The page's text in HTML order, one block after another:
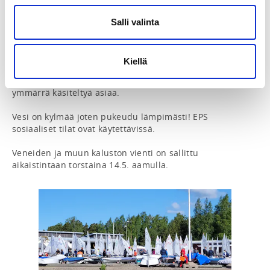
Salli valinta
Kiellä
- Startit
Muista ottaa mukaan drybagiin eväät ja tarpeeksi
juotavaa. Ruokatauko pidetään vesillä sään salliessa.
Leirit koostuvat teorialuennoista ja vesitreeneistä.
Muista olla aktiivinen ja kysyä rohkeasti, mikäli et
ymmärrä käsiteltyä asiaa.
Vesi on kylmää joten pukeudu lämpimästi! EPS
sosiaaliset tilat ovat käytettävissä.
Veneiden ja muun kaluston vienti on sallittu
aikaistintaan torstaina 14.5. aamulla.